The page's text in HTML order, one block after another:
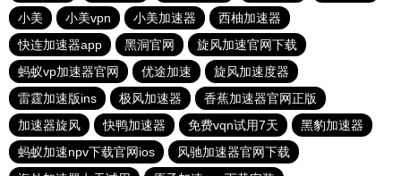
小美
小美vpn 小美加速器
西柚加速器
快连加速器app
黑洞官网
旋风加速官网下载
蚂蚁vp加速器官网
优途加速
旋风加速度器
雷霆加速版ins
极风加速器
香蕉加速器官网正版
加速器旋风
快鸭加速器 免费vqn试用7天
黑豹加速器
蚂蚁加速npv下载官网ios
风驰加速器官网下载